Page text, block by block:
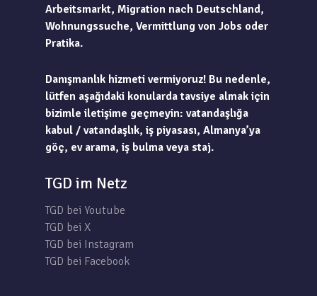
Arbeitsmarkt, Migration nach Deutschland,
Wohnungssuche, Vermittlung von Jobs oder
Pratika.
Danışmanlık hizmeti vermiyoruz! Bu nedenle,
lütfen aşağıdaki konularda tavsiye almak için
bizimle iletişime geçmeyin: vatandaşlığa
kabul / vatandaşlık, iş piyasası, Almanya’ya
göç, ev arama, iş bulma veya staj.
TGD im Netz
TGD bei Youtube
TGD bei X
TGD bei Instagram
TGD bei Facebook